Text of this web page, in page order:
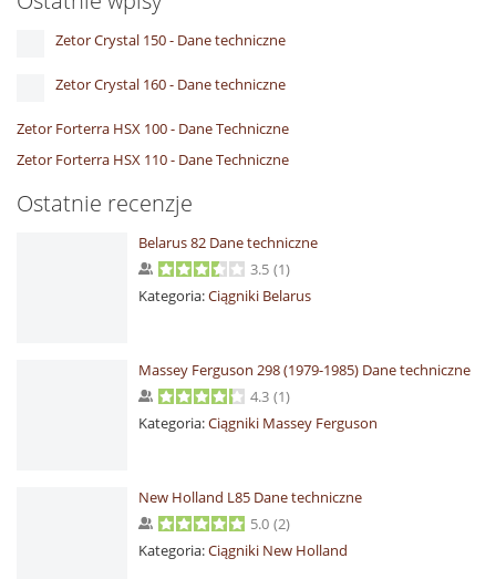
Zetor Crystal 150 - Dane techniczne
Zetor Crystal 160 - Dane techniczne
Zetor Forterra HSX 100 - Dane Techniczne
Zetor Forterra HSX 110 - Dane Techniczne
Ostatnie recenzje
Belarus 82 Dane techniczne
3.5 (1)
Kategoria:Ciągniki Belarus
Massey Ferguson 298 (1979-1985) Dane techniczne
4.3 (1)
Kategoria:Ciągniki Massey Ferguson
New Holland L85 Dane techniczne
5.0 (2)
Kategoria:Ciągniki New Holland